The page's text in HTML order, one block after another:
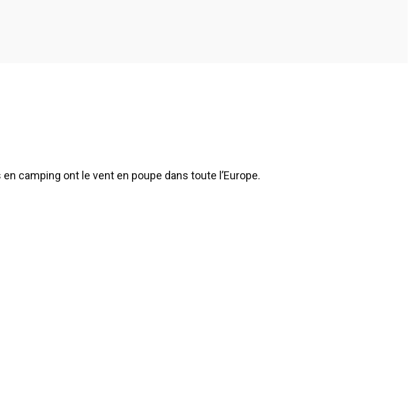
camping ont le vent en poupe dans toute l’Europe.